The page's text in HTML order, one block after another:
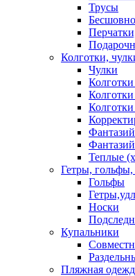
Трусы
Колготки,
Чулки
Теплые
Гетры, гольфы,
Гольфы
Носки
Купальники
Пляжная